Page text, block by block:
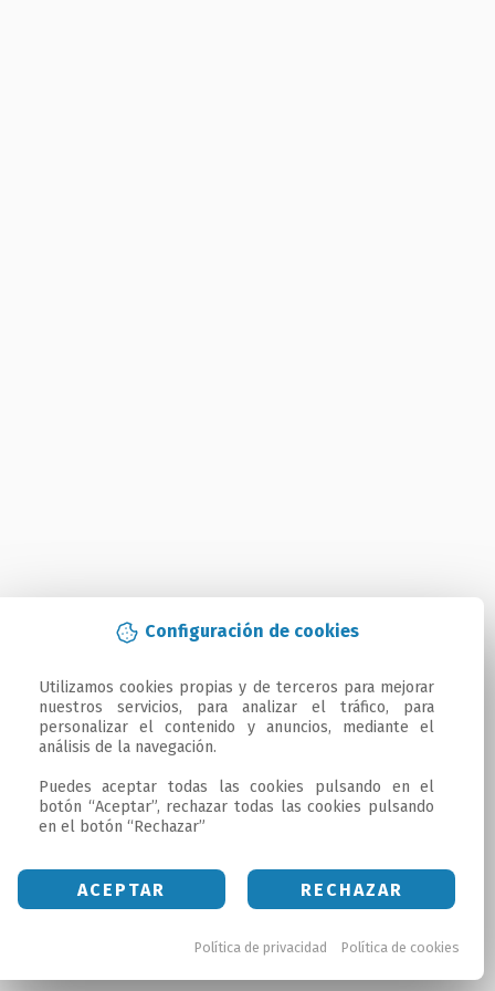
Configuración de cookies
Utilizamos cookies propias y de terceros para mejorar
nuestros servicios, para analizar el tráfico, para
personalizar el contenido y anuncios, mediante el
análisis de la navegación.
Puedes aceptar todas las cookies pulsando en el
botón “Aceptar”, rechazar todas las cookies pulsando
en el botón “Rechazar”
ACEPTAR RECHAZAR
Política de privacidad Política de cookies